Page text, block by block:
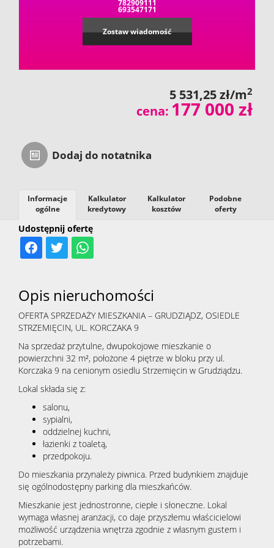
782909111
693547171
Zostaw wiadomość
5 531,25 zł/m2
cena: 177 000 zł
Dodaj do notatnika
Udostępnij ofertę
Informacje
ogólne
Kalkulator
kredytowy
Kalkulator
kosztów
Podobne
oferty
Opis nieruchomości
OFERTA SPRZEDAŻY MIESZKANIA – GRUDZIĄDZ, OSIEDLE
STRZEMIĘCIN, UL. KORCZAKA 9
Na sprzedaż przytulne, dwupokojowe mieszkanie o
powierzchni 32 m², położone 4 piętrze w bloku przy ul.
Korczaka 9 na cenionym osiedlu Strzemięcin w Grudziądzu.
Lokal składa się z:
salonu,
sypialni,
oddzielnej kuchni,
łazienki z toaletą,
przedpokoju.
Do mieszkania przynależy piwnica. Przed budynkiem znajduje
się ogólnodostępny parking dla mieszkańców.
Mieszkanie jest jednostronne, ciepłe i słoneczne. Lokal
wymaga własnej aranżacji, co daje przyszłemu właścicielowi
możliwość urządzenia wnętrza zgodnie z własnym gustem i
potrzebami.